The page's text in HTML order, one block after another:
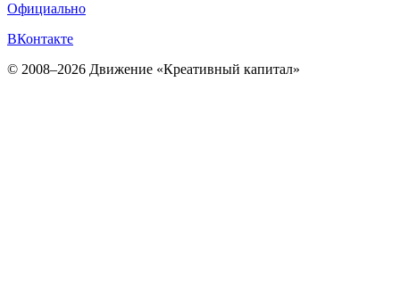
Официально
ВКонтакте
© 2008–2026 Движение «Креативный капитал»